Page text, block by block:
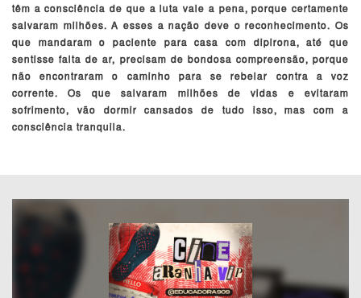
têm a consciência de que a luta vale a pena, porque certamente
salvaram milhões. A esses a nação deve o reconhecimento. Os
que mandaram o paciente para casa com dipirona, até que
sentisse falta de ar, precisam de bondosa compreensão, porque
não encontraram o caminho para se rebelar contra a voz
corrente. Os que salvaram milhões de vidas e evitaram
sofrimento, vão dormir cansados de tudo isso, mas com a
consciência tranquila.